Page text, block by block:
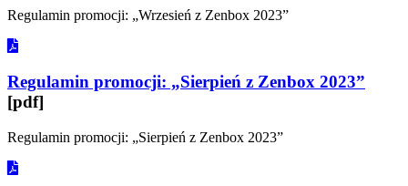
Regulamin promocji: „Wrzesień z Zenbox 2023”
Regulamin promocji: „Sierpień z Zenbox 2023”
[pdf]
Regulamin promocji: „Sierpień z Zenbox 2023”